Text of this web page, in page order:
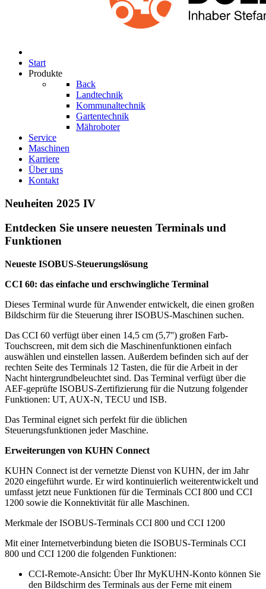
Start
Produkte
Back
Landtechnik
Kommunaltechnik
Gartentechnik
Mähroboter
Service
Maschinen
Karriere
Über uns
Kontakt
Neuheiten 2025 IV
Entdecken Sie unsere neuesten Terminals und
Funktionen
Neueste ISOBUS-Steuerungslösung
CCI 60: das einfache und erschwingliche Terminal
Dieses Terminal wurde für Anwender entwickelt, die einen großen
Bildschirm für die Steuerung ihrer ISOBUS-Maschinen suchen.
Das CCI 60 verfügt über einen 14,5 cm (5,7'') großen Farb-
Touchscreen, mit dem sich die Maschinenfunktionen einfach
auswählen und einstellen lassen. Außerdem befinden sich auf der
rechten Seite des Terminals 12 Tasten, die für die Arbeit in der
Nacht hintergrundbeleuchtet sind. Das Terminal verfügt über die
AEF-geprüfte ISOBUS-Zertifizierung für die Nutzung folgender
Funktionen: UT, AUX-N, TECU und ISB.
Das Terminal eignet sich perfekt für die üblichen
Steuerungsfunktionen jeder Maschine.
Erweiterungen von KUHN Connect
KUHN Connect ist der vernetzte Dienst von KUHN, der im Jahr
2020 eingeführt wurde. Er wird kontinuierlich weiterentwickelt und
umfasst jetzt neue Funktionen für die Terminals CCI 800 und CCI
1200 sowie die Konnektivität für alle Maschinen.
Merkmale der ISOBUS-Terminals CCI 800 und CCI 1200
Mit einer Internetverbindung bieten die ISOBUS-Terminals CCI
800 und CCI 1200 die folgenden Funktionen:
CCI-Remote-Ansicht: Über Ihr MyKUHN-Konto können Sie
den Bildschirm des Terminals aus der Ferne mit einem